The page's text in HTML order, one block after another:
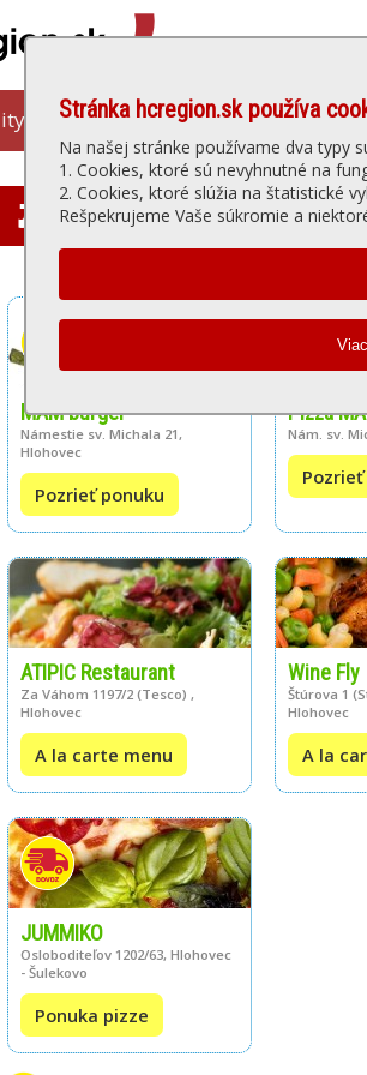
Kam vybehnúť Denné
Stránka hcregion.sk používa
Na našej stránke používame dva typy
1. Cookies, ktoré sú nevyhnutné na
2. Cookies, ktoré slúžia na štatistické
Rešpekrujeme Vaše súkromie a
JEDÁLNE LÍSTKY (s
MAM burger
Námestie sv. Michala 21,
Hlohovec
Pozrieť ponuku
Pizza
Nám. sv.
ATIPIC Restaurant
Za Váhom 1197/2 (Tesco) ,
Hlohovec
A la carte menu
Wine Fly
Štúrova 1
Hlohovec
A la
JUMMIKO
Osloboditeľov 1202/63, Hlohovec
- Šulekovo
Ponuka pizze